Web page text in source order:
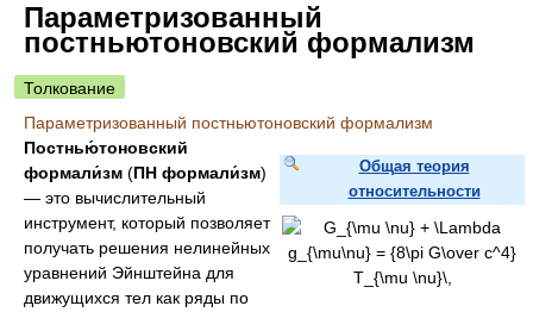
Параметризованный
постньютоновский формализм
Толкование
Параметризованный постньютоновский формализм
Общая теория
относительности
Постнью́тоновский
формали́зм (ПН формали́зм)
— это вычислительный
инструмент, который позволяет
получать решения нелинейных
уравнений Эйнштейна для
движущихся тел как ряды по